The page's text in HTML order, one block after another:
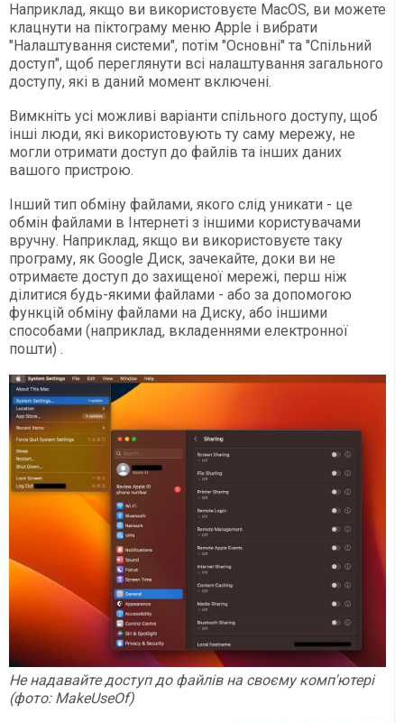
Наприклад, якщо ви використовуєте MacOS, ви можете
клацнути на піктограму меню Apple і вибрати
"Налаштування системи", потім "Основні" та "Спільний
доступ", щоб переглянути всі налаштування загального
доступу, які в даний момент включені.
Вимкніть усі можливі варіанти спільного доступу, щоб
інші люди, які використовують ту саму мережу, не
могли отримати доступ до файлів та інших даних
вашого пристрою.
Інший тип обміну файлами, якого слід уникати - це
обмін файлами в Інтернеті з іншими користувачами
вручну. Наприклад, якщо ви використовуєте таку
програму, як Google Диск, зачекайте, доки ви не
отримаєте доступ до захищеної мережі, перш ніж
ділитися будь-якими файлами - або за допомогою
функцій обміну файлами на Диску, або іншими
способами (наприклад, вкладеннями електронної
пошти) .
Не надавайте доступ до файлів на своєму комп'ютері
(фото: MakeUseOf)